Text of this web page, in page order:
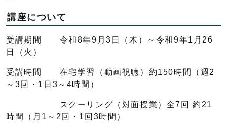
講座について
受講期間 令和8年9月3日（木）～令和9年1月26
日（火）
受講時間 在宅学習（動画視聴）約150時間（週2
～3回・1日3～4時間）
スクーリング（対面授業）全7回 約21
時間（月1～2回・1回3時間）